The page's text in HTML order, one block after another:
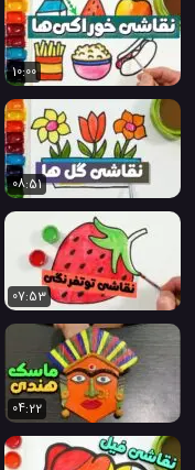
10:00
08:51
07:53
04:22